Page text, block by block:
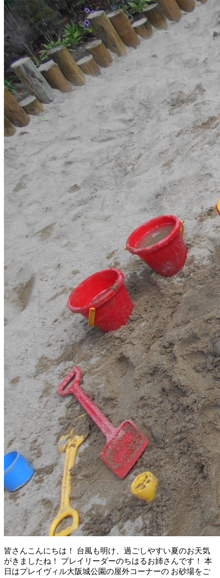
皆さんこんにちは！ 台風も明け、過ごしやすい夏のお天気
がきましたね！ プレイリーダーのちはるお姉さんです！ 本
日はプレイヴィル大阪城公園の屋外コーナーの お砂場をご